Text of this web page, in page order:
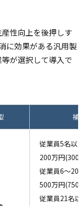
性向上を後押しす
に効果がある汎用製
が選択して導入で
補
従業員5名以
200万円(300
従業員6～20
500万円(750
従業員21名